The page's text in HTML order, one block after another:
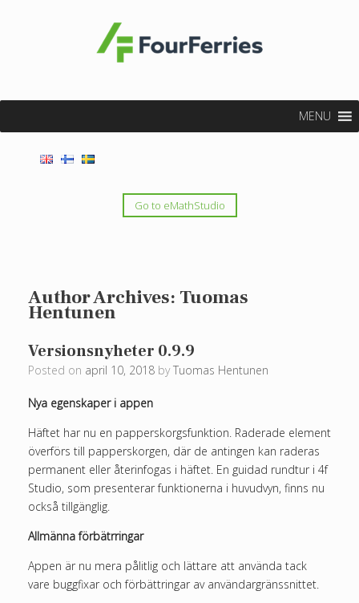
MENU
Go to eMathStudio
Author Archives: Tuomas
Hentunen
Versionsnyheter 0.9.9
Posted on april 10, 2018 byTuomas Hentunen
Nya egenskaper i appen
Häftet har nu en papperskorgsfunktion. Raderade element
överförs till papperskorgen, där de antingen kan raderas
permanent eller återinfogas i häftet. En guidad rundtur i 4f
Studio, som presenterar funktionerna i huvudvyn, finns nu
också tillgänglig.
Allmänna förbätrringar
Appen är nu mera pålitlig och lättare att använda tack
vare buggfixar och förbättringar av användargränssnittet.